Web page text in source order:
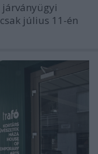
július 11-én